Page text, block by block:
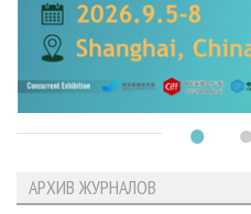
АРХИВ ЖУРНАЛОВ